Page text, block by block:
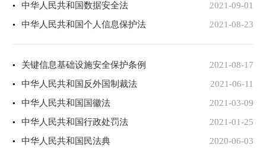
2021-09-01
中华人民共和国数据安全法
2021-08-23
中华人民共和国个人信息保护法
2021-08-17
关键信息基础设施安全保护条例
2021-06-11
中华人民共和国反外国制裁法
2021-03-09
中华人民共和国国徽法
2021-01-25
中华人民共和国行政处罚法
2020-06-03
中华人民共和国民法典